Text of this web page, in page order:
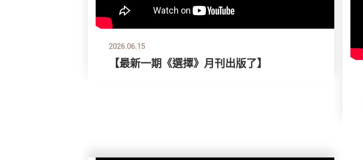
2026.06.15
【最新一期《選擇》月刊出版了】